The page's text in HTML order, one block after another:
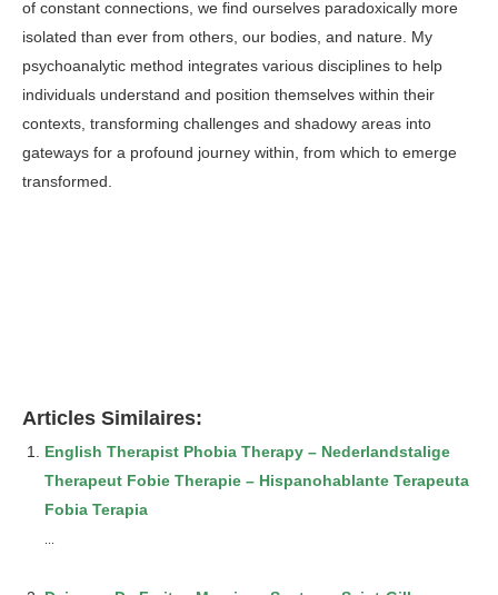
of constant connections, we find ourselves paradoxically more
isolated than ever from others, our bodies, and nature. My
psychoanalytic method integrates various disciplines to help
individuals understand and position themselves within their
contexts, transforming challenges and shadowy areas into
gateways for a profound journey within, from which to emerge
transformed.
Articles Similaires:
English Therapist Phobia Therapy – Nederlandstalige
Therapeut Fobie Therapie – Hispanohablante Terapeuta
Fobia Terapia
...